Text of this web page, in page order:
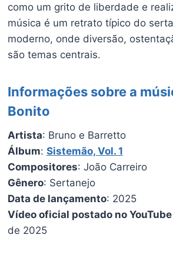
como um grito de liberdade e
música é um retrato típico do
moderno, onde diversão,
são temas centrais.
Informações sobre a
Bonito
Artista: Bruno e Barretto
Álbum: Sistemão, Vol. 1
Compositores: João Carreiro
Gênero: Sertanejo
Data de lançamento: 2025
Vídeo oficial postado no YouTube
de 2025